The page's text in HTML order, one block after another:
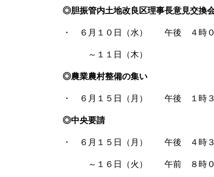
◎胆振管内土地改良区理事長意見交換
・ ６月１０日（水） 午後 ４時
～１１日（木）
◎農業農村整備の集い
・ ６月１５日（月） 午後 １時
◎中央要請
・ ６月１５日（月） 午後 ４時３
～１６日（火） 午前 ８時０